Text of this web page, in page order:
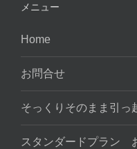
メニュー
Home
お問合せ
そっくりそのまま引っ
スタンダードプラン